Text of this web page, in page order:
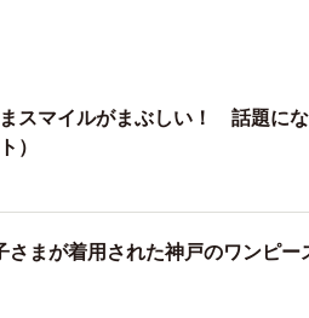
まスマイルがまぶしい！ 話題に
）
さまが着用された神戸のワンピ